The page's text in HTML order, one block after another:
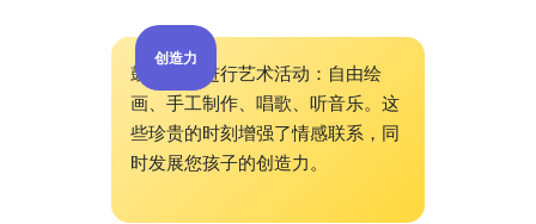
创造力
鼓励在家进行艺术活动：自由绘
画、手工制作、唱歌、听音乐。这
些珍贵的时刻增强了情感联系，同
时发展您孩子的创造力。